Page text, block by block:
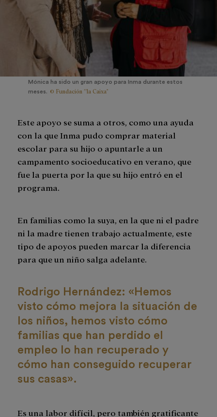
Mónica ha sido un gran apoyo para Inma durante estos
meses. © Fundación ”la Caixa"
Este apoyo se suma a otros, como una ayuda
con la que Inma pudo comprar material
escolar para su hijo o apuntarle a un
campamento socioeducativo en verano, que
fue la puerta por la que su hijo entró en el
programa.
En familias como la suya, en la que ni el padre
ni la madre tienen trabajo actualmente, este
tipo de apoyos pueden marcar la diferencia
para que un niño salga adelante.
Rodrigo Hernández: «Hemos
visto cómo mejora la situación de
los niños, hemos visto cómo
familias que han perdido el
empleo lo han recuperado y
cómo han conseguido recuperar
sus casas».
Es una labor difícil, pero también gratificante